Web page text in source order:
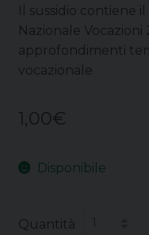
Il sussidio contiene
Nazionale
approfondimenti
vocazionale
1,00€
Disponibile
Quantità